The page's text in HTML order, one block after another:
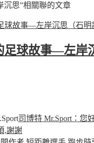
沉思”相關聯的文章
足球故事—左岸
司博特 Mr.Sport ：您
,謝謝